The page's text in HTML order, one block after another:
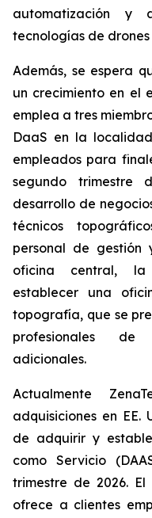
automatización y
tecnologías de
Además, se espera
un crecimiento en el
emplea a tres
DaaS en la
empleados para
segundo trimestre
desarrollo de
técnicos
personal de gestión
oficina central, la
establecer una
topografía, que se
profesionales de
adicionales.
Actualmente
adquisiciones en
de adquirir y
como Servicio
trimestre de 2026.
ofrece a clientes